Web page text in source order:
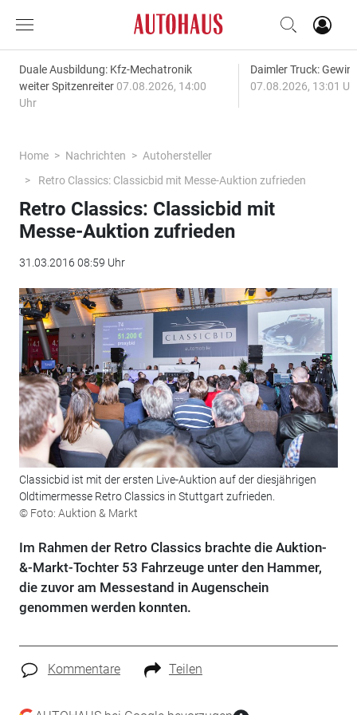
Duale Ausbildung: Kfz-Mechatronik
weiter Spitzenreiter 07.08.2026, 14:00
Uhr
Daimler Truck:
07.08.2026, 13:01
Home Nachrichten
Autohersteller
Retro Classics: Classicbid mit Messe-Auktion zufrieden
Retro Classics: Classicbid mit
Messe-Auktion zufrieden
31.03.2016 08:59 Uhr
Classicbid ist mit der ersten Live-Auktion auf der diesjährigen
Oldtimermesse Retro Classics in Stuttgart zufrieden.
© Foto: Auktion & Markt
Im Rahmen der Retro Classics brachte die Auktion-
&-Markt-Tochter 53 Fahrzeuge unter den Hammer,
die zuvor am Messestand in Augenschein
genommen werden konnten.
Kommentare Teilen